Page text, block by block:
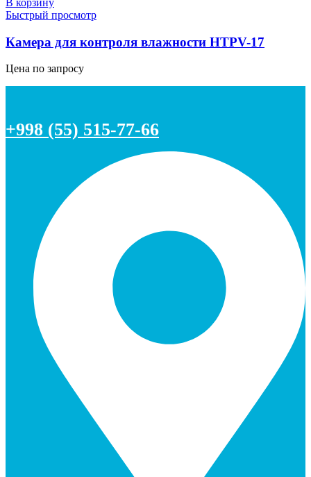
В корзину
Быстрый просмотр
Камера для контроля влажности HTPV-17
Цена по запросу
+998 (55) 515-77-66